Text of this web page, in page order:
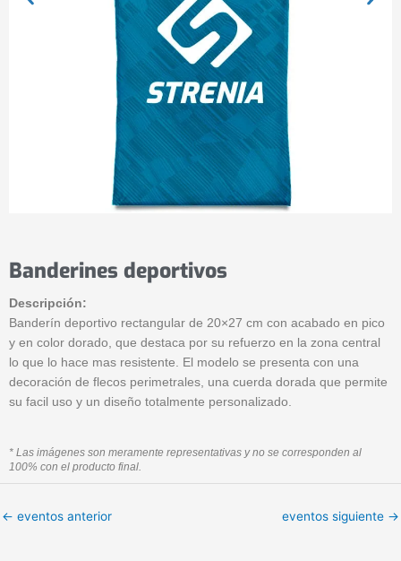
Banderines deportivos
Descripción:
Banderín deportivo rectangular de 20×27 cm con acabado en pico
y en color dorado, que destaca por su refuerzo en la zona central
lo que lo hace mas resistente. El modelo se presenta con una
decoración de flecos perimetrales, una cuerda dorada que permite
su facil uso y un diseño totalmente personalizado.
* Las imágenes son meramente representativas y no se corresponden al
100% con el producto final.
← eventos anterior eventos siguiente →